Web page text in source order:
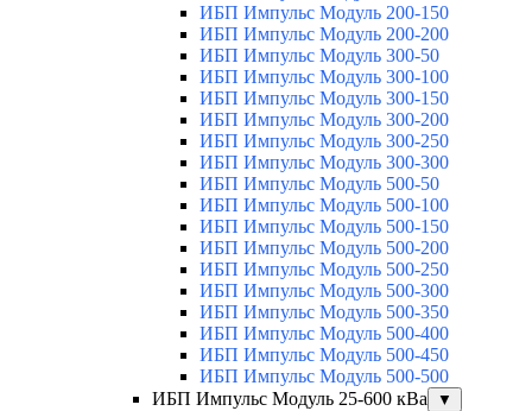
ИБП Импульс Модуль 200-150
ИБП Импульс Модуль 200-200
ИБП Импульс Модуль 300-50
ИБП Импульс Модуль 300-100
ИБП Импульс Модуль 300-150
ИБП Импульс Модуль 300-200
ИБП Импульс Модуль 300-250
ИБП Импульс Модуль 300-300
ИБП Импульс Модуль 500-50
ИБП Импульс Модуль 500-100
ИБП Импульс Модуль 500-150
ИБП Импульс Модуль 500-200
ИБП Импульс Модуль 500-250
ИБП Импульс Модуль 500-300
ИБП Импульс Модуль 500-350
ИБП Импульс Модуль 500-400
ИБП Импульс Модуль 500-450
ИБП Импульс Модуль 500-500
ИБП Импульс Модуль 25-600 кВа
▼